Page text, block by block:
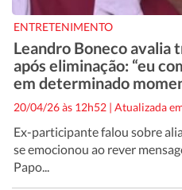
ENTRETENIMENTO
Leandro Boneco avalia
após eliminação: “eu
em determinado
20/04/26 às 12h52 | Atualizada
Ex-participante falou sobre
se emocionou ao rever
Papo...